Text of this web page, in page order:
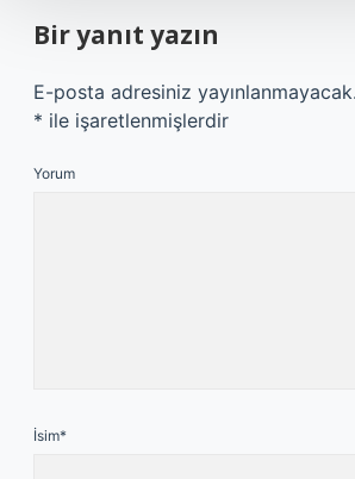
Bir yanıt yazın
E-posta adresiniz yayınlanmayacak.
* ile işaretlenmişlerdir
Yorum
İsim*